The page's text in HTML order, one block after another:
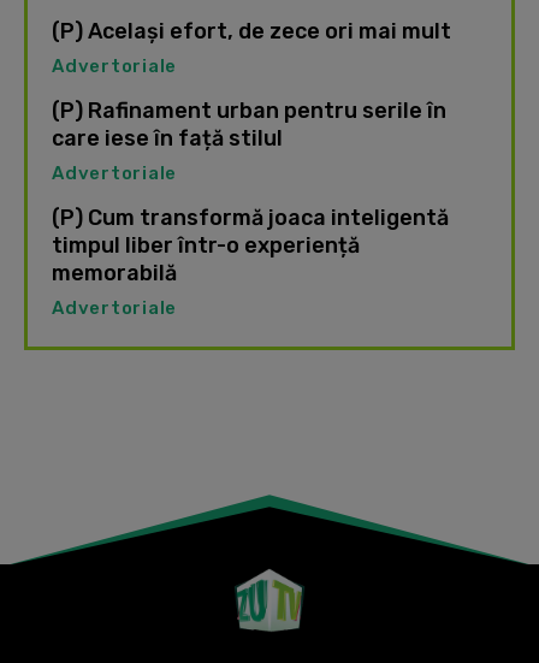
(P) Același efort, de zece ori mai mult
Advertoriale
(P) Rafinament urban pentru serile în
care iese în față stilul
Advertoriale
(P) Cum transformă joaca inteligentă
timpul liber într-o experiență
memorabilă
Advertoriale